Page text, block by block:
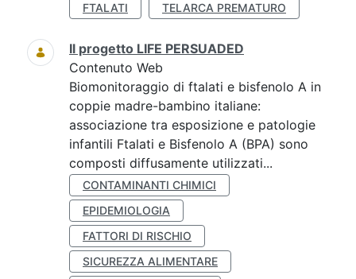
FTALATI
TELARCA PREMATURO
Il progetto LIFE PERSUADED
Contenuto Web
Biomonitoraggio di ftalati e bisfenolo A in
coppie madre-bambino italiane:
associazione tra esposizione e patologie
infantili Ftalati e Bisfenolo A (BPA) sono
composti diffusamente utilizzati...
CONTAMINANTI CHIMICI
EPIDEMIOLOGIA
FATTORI DI RISCHIO
SICUREZZA ALIMENTARE